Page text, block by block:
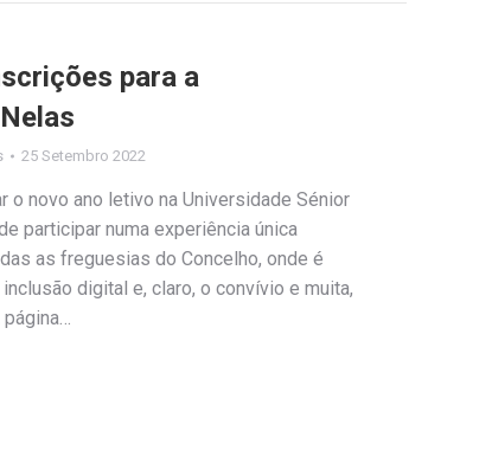
para a
25 Setembro 2022
o novo ano letivo na Universidade Sénior
participar numa experiência única
as freguesias do Concelho, onde é
digital e, claro, o convívio e muita,